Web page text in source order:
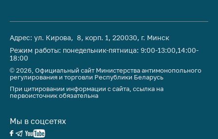
Адрес: ул. Кирова, 8, корп. 1, 220030, г. Минск
Режим работы: понедельник-пятница: 9:00-13:00,14:00-
18:00
© 2026, Официальный сайт Министерства антимонопольного
регулирования и торговли Республики Беларусь
При цитировании информации с сайта, ссылка на
первоисточник обязательна
Мы в соцсетях